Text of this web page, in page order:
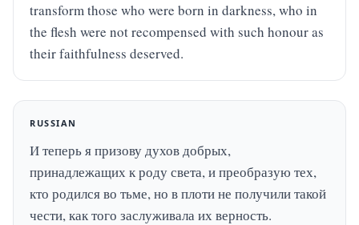
transform those who were born in darkness, who in
the flesh were not recompensed with such honour as
their faithfulness deserved.
RUSSIAN
И теперь я призову духов добрых,
принадлежащих к роду света, и преобразую тех,
кто родился во тьме, но в плоти не получили такой
чести, как того заслуживала их верность.